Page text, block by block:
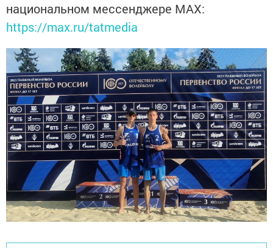
национальном мессенджере MАХ:
https://max.ru/tatmedia